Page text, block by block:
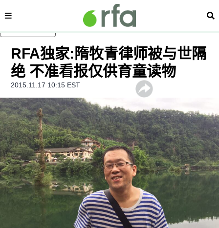
内容分类 搜
RFA独家:隋牧青律师被与世隔
绝 不准看报仅供育童读物
2015.11.17 10:15 EST